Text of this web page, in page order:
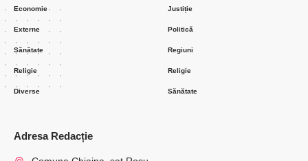
Economie
Externe
Sănătate
Religie
Diverse
Justiție
Politică
Regiuni
Religie
Sănătate
Adresa Redacție